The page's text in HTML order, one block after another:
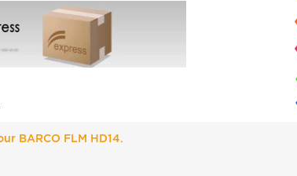
BARCO FLM HD14.